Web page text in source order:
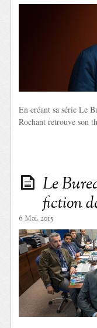
En créant sa série Le
Rochant retrouve son
Le
fiction
6 Mai. 2015